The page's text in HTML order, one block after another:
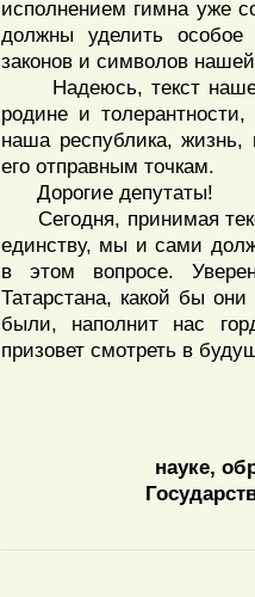
исполнением гимна уже
должны уделить особое
законов и символов
Надеюсь, текст
родине и
наша республика, жизнь,
его отправным точкам.
Дорогие депутаты!
Сегодня, принимая
единству, мы и сами
в этом вопросе.
Татарстана, какой бы
были, наполнит нас
призовет смотреть в
науке,